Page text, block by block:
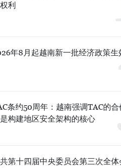
利
年8月起越南新一批经济政策生
条约50周年：越南强调TAC的合
构建地区安全架构的核心
第十四届中央委员会第三次全体